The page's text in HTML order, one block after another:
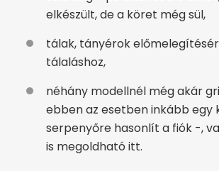
elkészült, de a köret még sül,
tálak, tányérok
tálaláshoz,
néhány modellnél még akár
ebben az esetben inkább egy
serpenyőre hasonlít a fiók -,
is megoldható itt.